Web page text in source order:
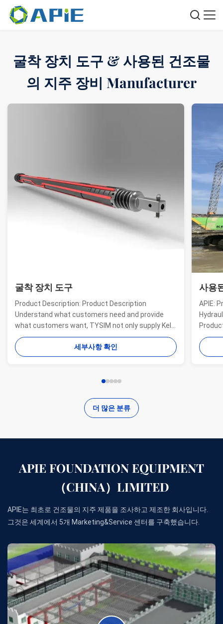
굴착 장치 도구 & 사용된 건조물
의 지주 장비 Manufacturer
굴착 장치 도구
Product Description: Product Description
Understand what customers need and provide
what customers want, TYSIM not only supply Kelly
bars for drill rigs of world’s top brands, but also
provide one-stop solution for the world foundation
construction users. While providing customized
세부사항 확인
사용
APIE:
offer
더 많은 분류
APIE FOUNDATION EQUIPMENT
（CHINA）LIMITED
APIE는 최초로 건조물의 지주 제품을 조사하고 제조한 회사입니다.
그것은 세계에서 5개 Marketing&Service 센터를 구축했습니다.